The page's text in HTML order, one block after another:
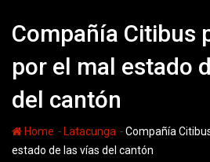
Compañía Citibus
por el mal estado
del cantón
Home - Latacunga -Compañía
estado de las vías del cantón